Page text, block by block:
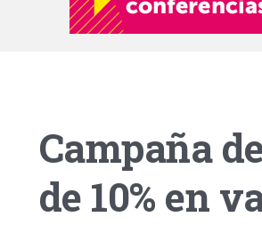
Campaña
de 10% en